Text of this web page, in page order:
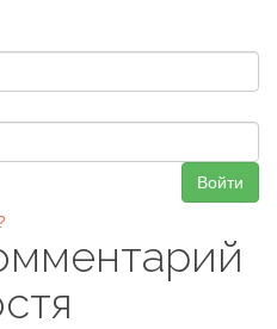
Войти